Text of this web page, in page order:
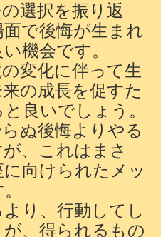
選択を振り返
で後悔が生まれ
機会です。
変化に伴って生
の成長を促すた
良いでしょう。
ぬ後悔よりやる
、これはまさ
向けられたメッ
り、行動してし
、得られるもの